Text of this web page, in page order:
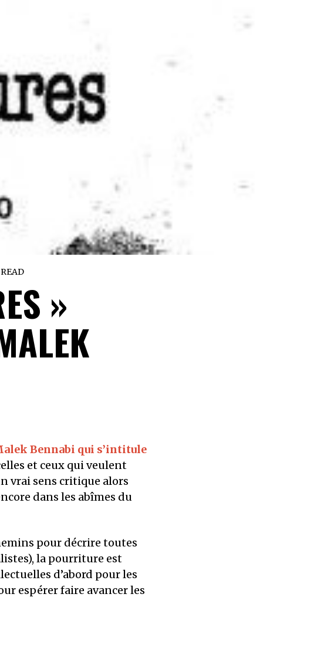
»
Bennabi qui s’intitule
et ceux qui veulent
vrai sens critique alors
dans les abîmes du
pour décrire toutes
la pourriture est
d’abord pour les
espérer faire avancer les